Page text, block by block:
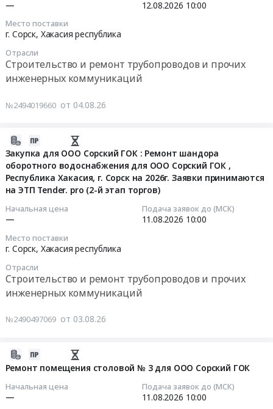
— 12.08.2026 10:00
Место поставки
г. Сорск, Хакасия республика
Отрасли
Строительство и ремонт трубопроводов и прочих
инженерных коммуникаций
№2494019660 от 04.08.26
Закупка для ООО Сорский ГОК : Ремонт шандора
оборотного водоснабжения для ООО Сорский ГОК ,
Республика Хакасия, г. Сорск на 2026г. Заявки принимаются
на ЭТП Tender. pro (2-й этап торгов)
Начальная цена
—
Подача заявок до (МСК)
11.08.2026 10:00
Место поставки
г. Сорск, Хакасия республика
Отрасли
Строительство и ремонт трубопроводов и прочих
инженерных коммуникаций
№2490497069 от 03.08.26
Ремонт помещения столовой № 3 для ООО Сорский ГОК
Начальная цена
—
Подача заявок до (МСК)
11.08.2026 10:00